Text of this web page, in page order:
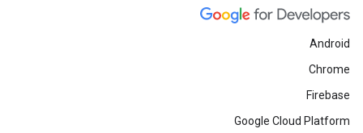
Android
Chrome
Firebase
Google Cloud Platform